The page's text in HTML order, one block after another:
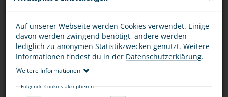
oder per Chat unter
http://www.zwangsheirat.de/.
Wo du Beratungsstellen findest, erfährst du
Auf unserer Webseite werden Cookies verwendet. Einige
davon werden zwingend benötigt, andere werden
lediglich zu anonymen Statistikzwecken genutzt. Weitere
Informationen findest du in der Datenschutzerklärung.
Weitere Informationen
Folgende Cookies akzeptieren